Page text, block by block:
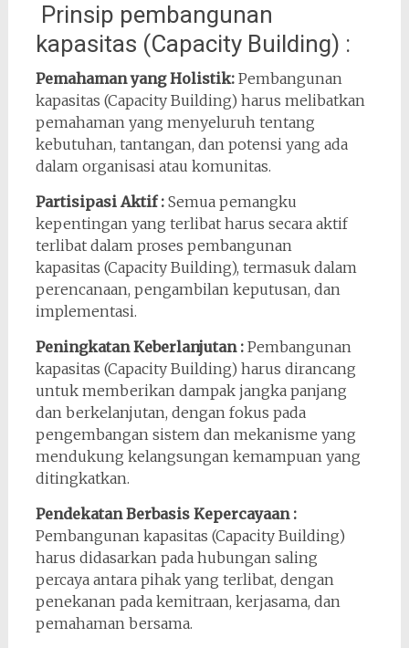
Prinsip pembangunan
kapasitas (Capacity Building) :
Pemahaman yang Holistik:Pembangunan
kapasitas (Capacity Building) harus melibatkan
pemahaman yang menyeluruh tentang
kebutuhan, tantangan, dan potensi yang ada
dalam organisasi atau komunitas.
Partisipasi Aktif :Semua pemangku
kepentingan yang terlibat harus secara aktif
terlibat dalam proses pembangunan
kapasitas (Capacity Building), termasuk dalam
perencanaan, pengambilan keputusan, dan
implementasi.
Peningkatan Keberlanjutan :Pembangunan
kapasitas (Capacity Building) harus dirancang
untuk memberikan dampak jangka panjang
dan berkelanjutan, dengan fokus pada
pengembangan sistem dan mekanisme yang
mendukung kelangsungan kemampuan yang
ditingkatkan.
Pendekatan Berbasis Kepercayaan :
Pembangunan kapasitas (Capacity Building)
harus didasarkan pada hubungan saling
percaya antara pihak yang terlibat, dengan
penekanan pada kemitraan, kerjasama, dan
pemahaman bersama.